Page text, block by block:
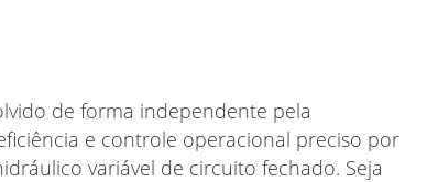
de forma independente pela
e controle operacional preciso por
variável de circuito fechado. Seja